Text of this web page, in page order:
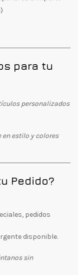
para tu
personalizados
en estilo y colores
Pedido?
pedidos
disponible.
sin